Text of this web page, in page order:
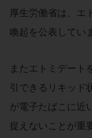
厚生労働省は、エ
喚起を公表してい
またエトミデート
引できるリキッド
が電子たばこに近
捉えないことが重